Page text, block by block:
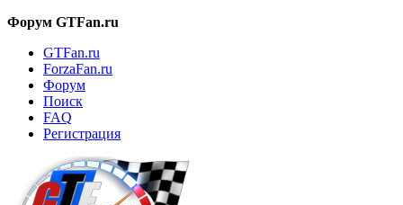
Форум GTFan.ru
GTFan.ru
ForzaFan.ru
Форум
Поиск
FAQ
Регистрация